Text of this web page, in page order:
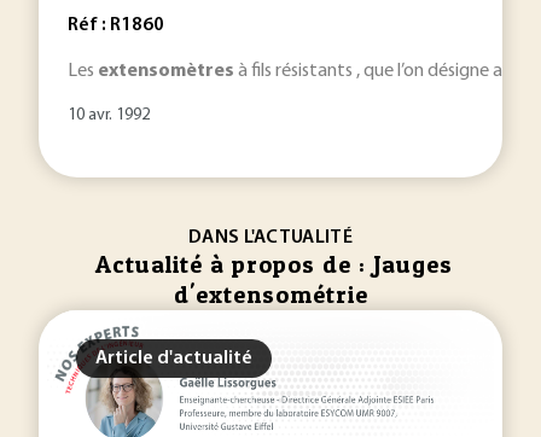
Réf : R1860
Les extensomètres à fils résistants , que l’on désigne aussi
10 avr. 1992
DANS L'ACTUALITÉ
Actualité à propos de : Jauges
d'extensométrie
Article d'actualité